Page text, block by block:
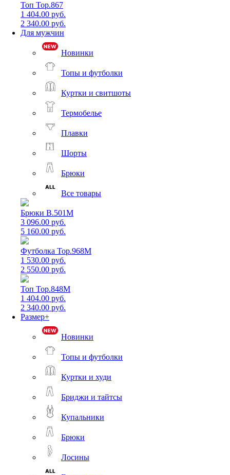
Топ Top.867
1 404.00 руб.
2 340.00 руб.
Для мужчин
Новинки
Топы и футболки
Куртки и свитшоты
Термобелье
Плавки
Шорты
Брюки
Все товары
Брюки B.501M
3 096.00 руб.
5 160.00 руб.
Футболка Top.968M
1 530.00 руб.
2 550.00 руб.
Топ Top.848M
1 404.00 руб.
2 340.00 руб.
Размер+
Новинки
Топы и футболки
Куртки и худи
Бриджи и тайтсы
Купальники
Брюки
Лосины